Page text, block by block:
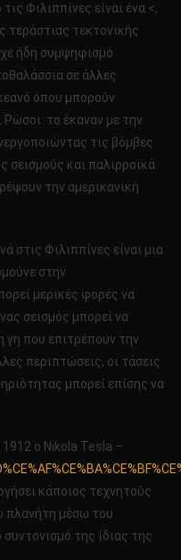
Φιλιππίνες είναι ένα <,
τεράστιας τεκτονικής
ήδη συμψηφισμό
σε άλλες
όπου μπορούν
Ρώσοι το έκαναν με την
τις βόμβες
σεισμούς και παλιρροϊκά
την αμερικανική
στις Φιλιππίνες είναι μια
στην
μερικές φορές να
σεισμός μπορεί να
γη που επιτρέπουν την
περιπτώσεις, οι τάσεις
μπορεί επίσης να
ο Nikola Tesla –
κάποιος τεχνητούς
πλανήτη μέσω του
της ίδιας της